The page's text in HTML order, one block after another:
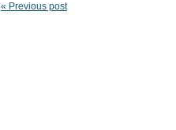
« Previous post